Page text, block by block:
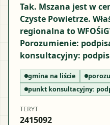
Tak. Mszana jest w
Czyste Powietrze.
regionalna to
Porozumienie:
konsultacyjny:
gmina na liście
punkt konsultacyjny:
TERYT
2415092